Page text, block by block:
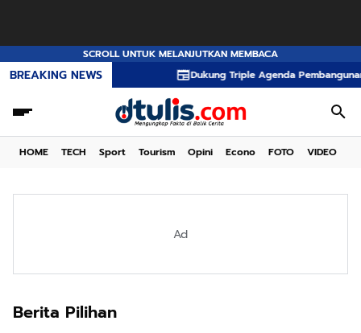
SCROLL UNTUK MELANJUTKAN MEMBACA
BREAKING NEWS Dukung Triple Agenda Pembangunan,
HOME TECH Sport Tourism Opini Econo FOTO VIDEO
Ad
Berita Pilihan